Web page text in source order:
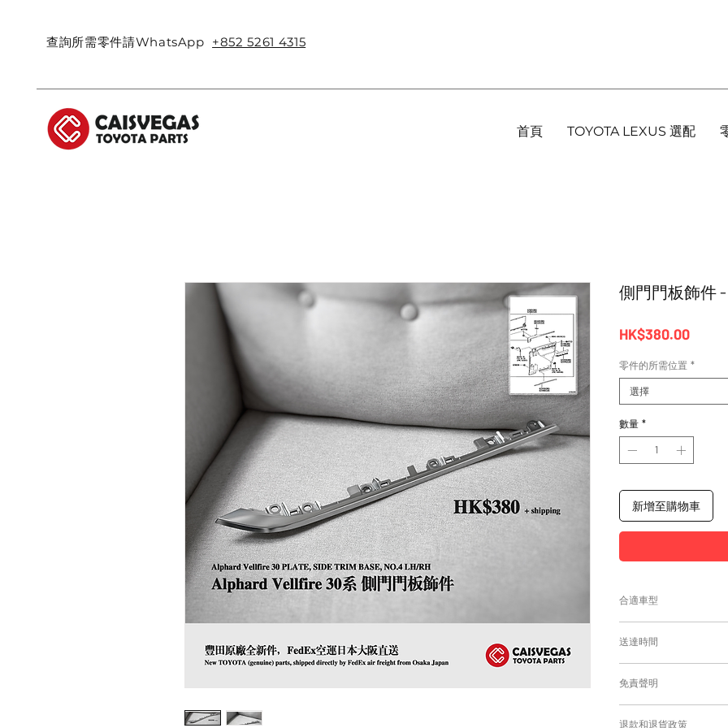
查詢所需零件請WhatsApp +852 5261 4315
首頁 TOYOTA LEXUS 選配
側門門板飾件
HK$380.00價
零件的所需位置 *
選擇
數量 *
新增至購物車
合適車型
為匹配合適的零
送達時間
零件均從車廠或供應
需時感謝您的耐心等
免責聲明
退款和退貨政策